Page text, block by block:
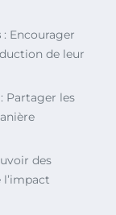
: Encourager
de leur
: Partager les
des